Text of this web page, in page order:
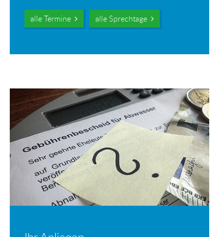
alle Termine alle Sprechtage